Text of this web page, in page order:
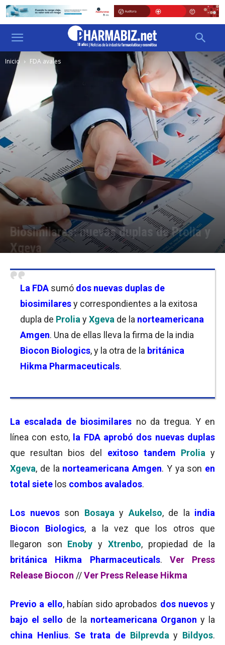
Inicio FDA avales
Biosimilares: nuevas duplas de Prolia y
Xgeva
La FDA sumó dos nuevas duplas de
biosimilaresy correspondientes a la exitosa
dupla de Prolia yXgeva de la norteamericana
Amgen. Una de ellas lleva la firma de la india
Biocon Biologics, y la otra de la británica
Hikma Pharmaceuticals.
La escalada de biosimilares no da tregua. Y en
línea con esto,la FDA aprobó dos nuevas duplas
que resultan bios del exitoso tandem Prolia y
Xgeva, de la norteamericana Amgen. Y ya son en
total siete los combos avalados.
Los nuevos son Bosaya y Aukelso, de la india
Biocon Biologics, a la vez que los otros que
llegaron son Enoby y Xtrenbo, propiedad de la
británica Hikma Pharmaceuticals. Ver Press
Release Biocon //Ver Press Release Hikma
Previo a ello, habían sido aprobados dos nuevosy
bajo el sello de la norteamericana Organon y la
china Henlius. Se trata de Bilprevday Bildyos.